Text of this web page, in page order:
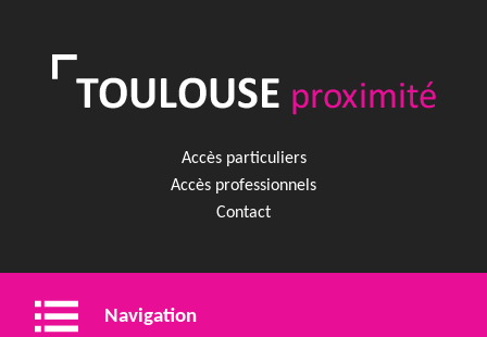
Accès particuliers
Accès professionnels
Contact
Navigation